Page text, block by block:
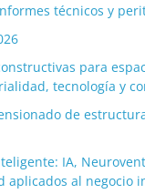
técnicos y
para
tecnología y
de
IA,
aplicados al negocio